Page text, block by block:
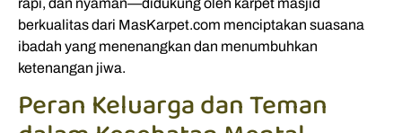
berkualitas dari MasKarpet.com menciptakan suasana
ibadah yang menenangkan dan menumbuhkan
ketenangan jiwa.
Peran Keluarga dan Teman